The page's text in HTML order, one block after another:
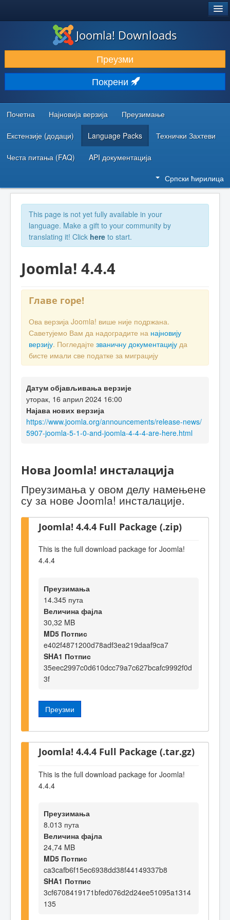
ПРЕУЗИМАЊЕ И ПРОШИРЕЊА (ЕКСТЕНЗИЈЕ)
ОТКРИЈТЕ И НАУЧИТЕ
ЗАЈЕДНИЦА И ПОДРШКА
РЕСУРСИ ЗА РАЗВОЈ
Joomla! Downloads
Преузми
Покрени
Почетна Најновија верзија Преузимање
Екстензије (додаци) Language Packs Технички Захтеви
Честа питања (FAQ) API документација
Српски ћирилица
This page is not yet fully available in your
language. Make a gift to your community by
translating it! Click here to start.
Joomla! 4.4.4
Главе горе!
Ова верзија Joomla! више није подржана.
Саветујемо Вам да надоградите на најновију
верзију. Погледајте званичну документацију да
бисте имали све податке за миграцију
Датум објављивања верзије
уторак, 16 април 2024 16:00
Најава нових верзија
https://www.joomla.org/announcements/release-news/
5907-joomla-5-1-0-and-joomla-4-4-4-are-here.html
Нова Joomla! инсталација
Преузимања у овом делу намењене
су за нове Joomla! инсталације.
Joomla! 4.4.4 Full Package (.zip)
This is the full download package for Joomla!
4.4.4
Преузимања
14.345 пута
Величина фајла
30,32 MB
MD5 Потпис
e402f4871200d78adf3ea219daaf9ca7
SHA1 Потпис
35eec2997c0d610dcc79a7c627bcafc9992f0d
3f
Преузми
Joomla! 4.4.4 Full Package (.tar.gz)
This is the full download package for Joomla!
4.4.4
Преузимања
8.013 пута
Величина фајла
24,74 MB
MD5 Потпис
ca3cafb6f15ec6938dd38f44149337b8
SHA1 Потпис
3cf6708419171bfed076d2d24ee51095a1314
135